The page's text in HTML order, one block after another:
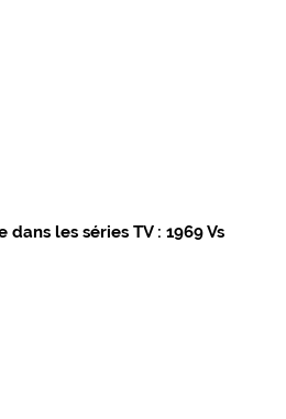
les séries TV : 1969 Vs